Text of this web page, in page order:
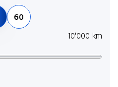
60
10'000 km